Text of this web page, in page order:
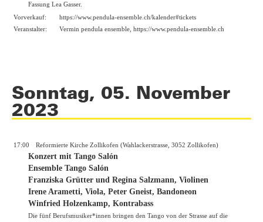
Fassung Lea Gasser.
Vorverkauf:
https://www.pendula-ensemble.ch/kalender#tickets
Veranstalter:
Vermin pendula ensemble, https://www.pendula-ensemble.ch
Sonntag, 05. November
2023
17:00 Reformierte Kirche Zollikofen (Wahlackerstrasse, 3052 Zollikofen)
Konzert mit Tango Salón
Ensemble Tango Salón
Franziska Grütter und Regina Salzmann, Violinen
Irene Arametti, Viola, Peter Gneist, Bandoneon
Winfried Holzenkamp, Kontrabass
Die fünf Berufsmusiker*innen bringen den Tango von der Strasse auf die